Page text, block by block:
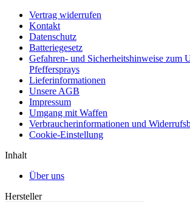
Vertrag widerrufen
Kontakt
Datenschutz
Batteriegesetz
Gefahren- und Sicherheitshinweise zum
Pfeffersprays
Lieferinformationen
Unsere AGB
Impressum
Umgang mit Waffen
Verbraucherinformationen und
Cookie-Einstellung
Inhalt
Über uns
Hersteller